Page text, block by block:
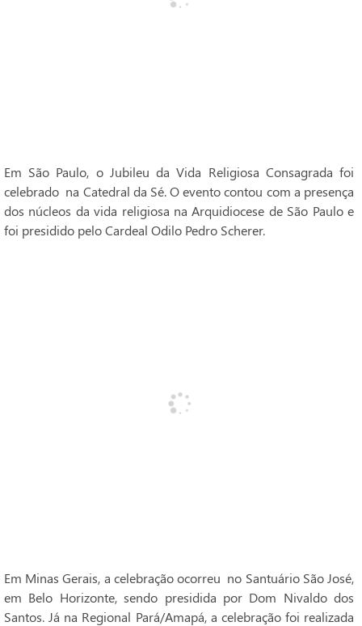
Em São Paulo, o Jubileu da Vida Religiosa Consagrada foi
celebrado na Catedral da Sé. O evento contou com a presença
dos núcleos da vida religiosa na Arquidiocese de São Paulo e
foi presidido pelo Cardeal Odilo Pedro Scherer.
Em Minas Gerais, a celebração ocorreu no Santuário São José,
em Belo Horizonte, sendo presidida por Dom Nivaldo dos
Santos. Já na Regional Pará/Amapá, a celebração foi realizada